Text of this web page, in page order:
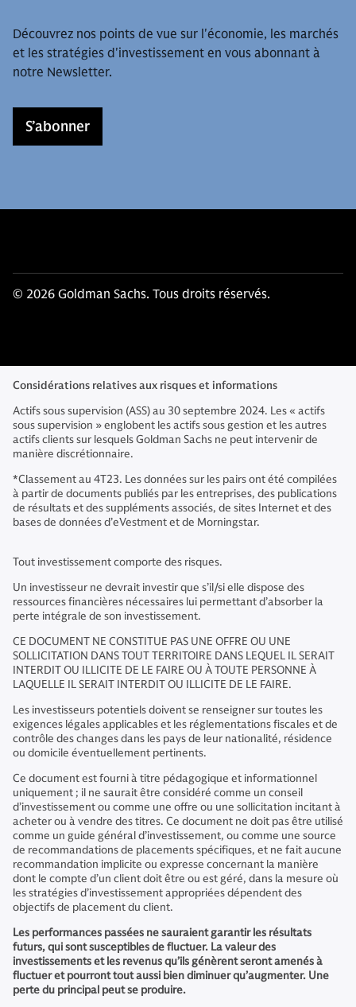
Découvrez nos points de vue sur l'économie, les marchés
et les stratégies d'investissement en vous abonnant à
notre Newsletter.
S’abonner
© 2026 Goldman Sachs. Tous droits réservés.
Considérations relatives aux risques et informations
Actifs sous supervision (ASS) au 30 septembre 2024. Les « actifs
sous supervision » englobent les actifs sous gestion et les autres
actifs clients sur lesquels Goldman Sachs ne peut intervenir de
manière discrétionnaire.
*Classement au 4T23. Les données sur les pairs ont été compilées
à partir de documents publiés par les entreprises, des publications
de résultats et des suppléments associés, de sites Internet et des
bases de données d’eVestment et de Morningstar.
Tout investissement comporte des risques.
Un investisseur ne devrait investir que s’il/si elle dispose des
ressources financières nécessaires lui permettant d’absorber la
perte intégrale de son investissement.
CE DOCUMENT NE CONSTITUE PAS UNE OFFRE OU UNE
SOLLICITATION DANS TOUT TERRITOIRE DANS LEQUEL IL SERAIT
INTERDIT OU ILLICITE DE LE FAIRE OU À TOUTE PERSONNE À
LAQUELLE IL SERAIT INTERDIT OU ILLICITE DE LE FAIRE.
Les investisseurs potentiels doivent se renseigner sur toutes les
exigences légales applicables et les réglementations fiscales et de
contrôle des changes dans les pays de leur nationalité, résidence
ou domicile éventuellement pertinents.
Ce document est fourni à titre pédagogique et informationnel
uniquement ; il ne saurait être considéré comme un conseil
d’investissement ou comme une offre ou une sollicitation incitant à
acheter ou à vendre des titres. Ce document ne doit pas être utilisé
comme un guide général d’investissement, ou comme une source
de recommandations de placements spécifiques, et ne fait aucune
recommandation implicite ou expresse concernant la manière
dont le compte d’un client doit être ou est géré, dans la mesure où
les stratégies d’investissement appropriées dépendent des
objectifs de placement du client.
Les performances passées ne sauraient garantir les résultats
futurs, qui sont susceptibles de fluctuer. La valeur des
investissements et les revenus qu’ils génèrent seront amenés à
fluctuer et pourront tout aussi bien diminuer qu’augmenter. Une
perte du principal peut se produire.